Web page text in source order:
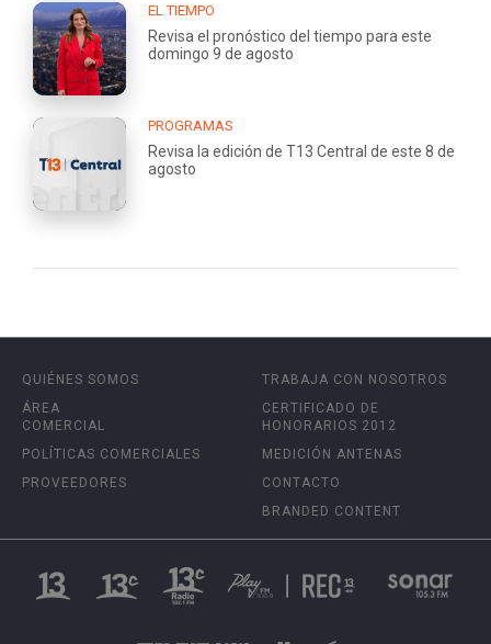
EL TIEMPO
Revisa el pronóstico del tiempo para este
domingo 9 de agosto
PROGRAMAS
Revisa la edición de T13 Central de este 8 de
agosto
QUIÉNES SOMOS
ÁREA
COMERCIAL
POLÍTICAS COMERCIALES
PROVEEDORES
TRABAJA CON NOSOTROS
CERTIFICADO DE
HONORARIOS 2012
MEDICIÓN ANTENAS
CONTACTO
BRANDED CONTENT